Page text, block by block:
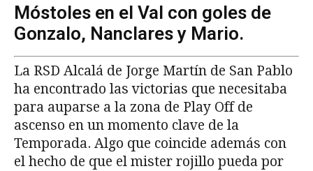
Móstoles en el Val con goles de
Gonzalo, Nanclares y Mario.
La RSD Alcalá de Jorge Martín de San Pablo
ha encontrado las victorias que necesitaba
para auparse a la zona de Play Off de
ascenso en un momento clave de la
Temporada. Algo que coincide además con
el hecho de que el mister rojillo pueda por